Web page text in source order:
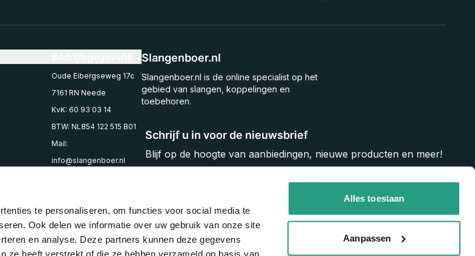
te personaliseren, om functies voor social media te
Ook delen we informatie over uw gebruik van onze site
en analyse. Deze partners kunnen deze gegevens
ze heeft verstrekt of die ze hebben verzameld op basis van
Alles toestaan
Aanpassen
Schrijf u in voor de nieuwsbrief
Blijf op de hoogte van aanbiedingen, nieuwe producten en meer!
Slangenboer.nl
Slangenboer.nl is de online specialist op het
gebied van slangen, koppelingen en
toebehoren.
Oude Eibergseweg 17c
7161 RN Neede
KvK: 60 93 03 14
BTW: NL854 122 515 B01
Mail:
info@slangenboer.nl